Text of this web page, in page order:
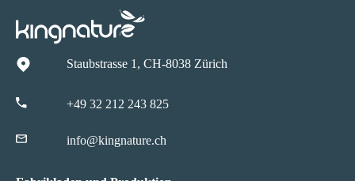
Staubstrasse 1, CH-8038 Zürich
+49 32 212 243 825
info@kingnature.ch